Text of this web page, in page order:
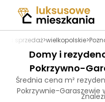
na sprzedaż>wielkopolskie>
Domy i
Pokrzywno-
Średnia cena m²
Pokrzywnie-Garaszewie